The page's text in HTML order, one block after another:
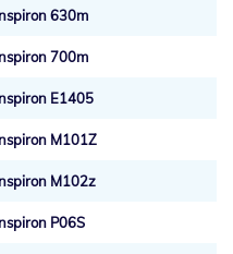
630m
700m
E1405
M101Z
M102z
P06S